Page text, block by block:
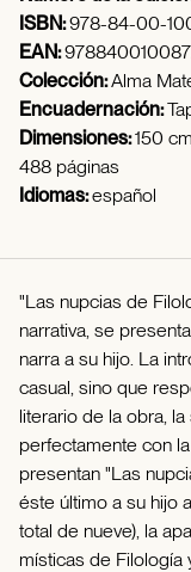
ISBN:978-84-00-
EAN:
Colección:Alma
Encuadernación:
Dimensiones:150
488 páginas
Idiomas:español
"Las nupcias de
narrativa, se
narra a su hijo. La
casual, sino que
literario de la obra,
perfectamente con
presentan "Las
éste último a su hijo
total de nueve), la
místicas de